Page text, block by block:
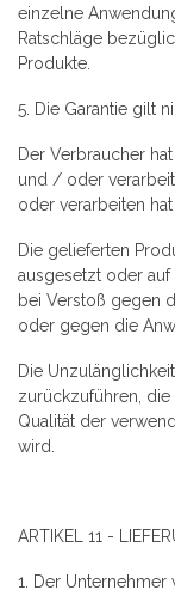
einzelne
Ratschläge
Produkte.
5. Die Garantie gilt
Der Verbraucher
und / oder
oder verarbeiten hat
Die gelieferten
ausgesetzt oder
bei Verstoß gegen
oder gegen die
Die
zurückzuführen,
Qualität der
wird.
ARTIKEL 11 -
1. Der